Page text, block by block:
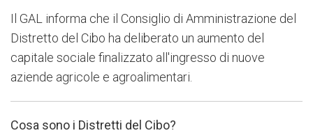
Il GAL informa che il Consiglio di Amministrazione del
Distretto del Cibo ha deliberato un aumento del
capitale sociale finalizzato all'ingresso di nuove
aziende agricole e agroalimentari.
Cosa sono i Distretti del Cibo?